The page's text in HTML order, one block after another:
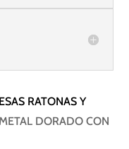
RATONAS Y
DORADO CON